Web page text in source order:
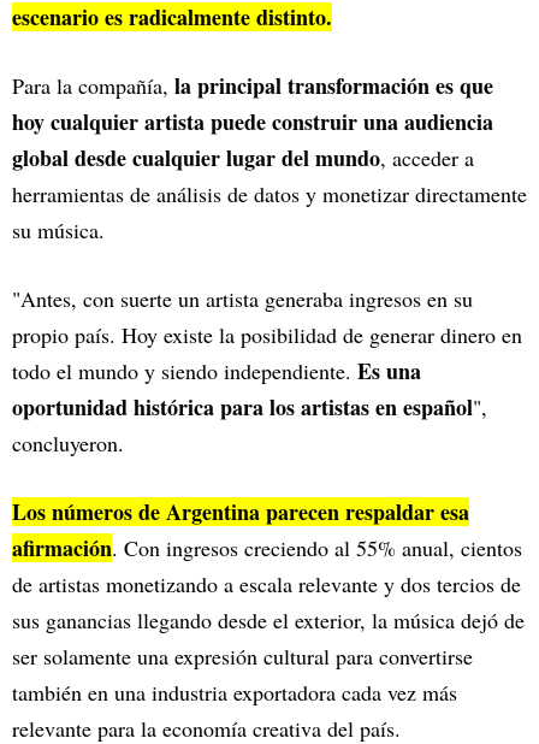
escenario es radicalmente distinto.
Para la compañía, la principal transformación es que
hoy cualquier artista puede construir una audiencia
global desde cualquier lugar del mundo, acceder a
herramientas de análisis de datos y monetizar directamente
su música.
"Antes, con suerte un artista generaba ingresos en su
propio país. Hoy existe la posibilidad de generar dinero en
todo el mundo y siendo independiente. Es una
oportunidad histórica para los artistas en español",
concluyeron.
Los números de Argentina parecen respaldar esa
afirmación. Con ingresos creciendo al 55% anual, cientos
de artistas monetizando a escala relevante y dos tercios de
sus ganancias llegando desde el exterior, la música dejó de
ser solamente una expresión cultural para convertirse
también en una industria exportadora cada vez más
relevante para la economía creativa del país.